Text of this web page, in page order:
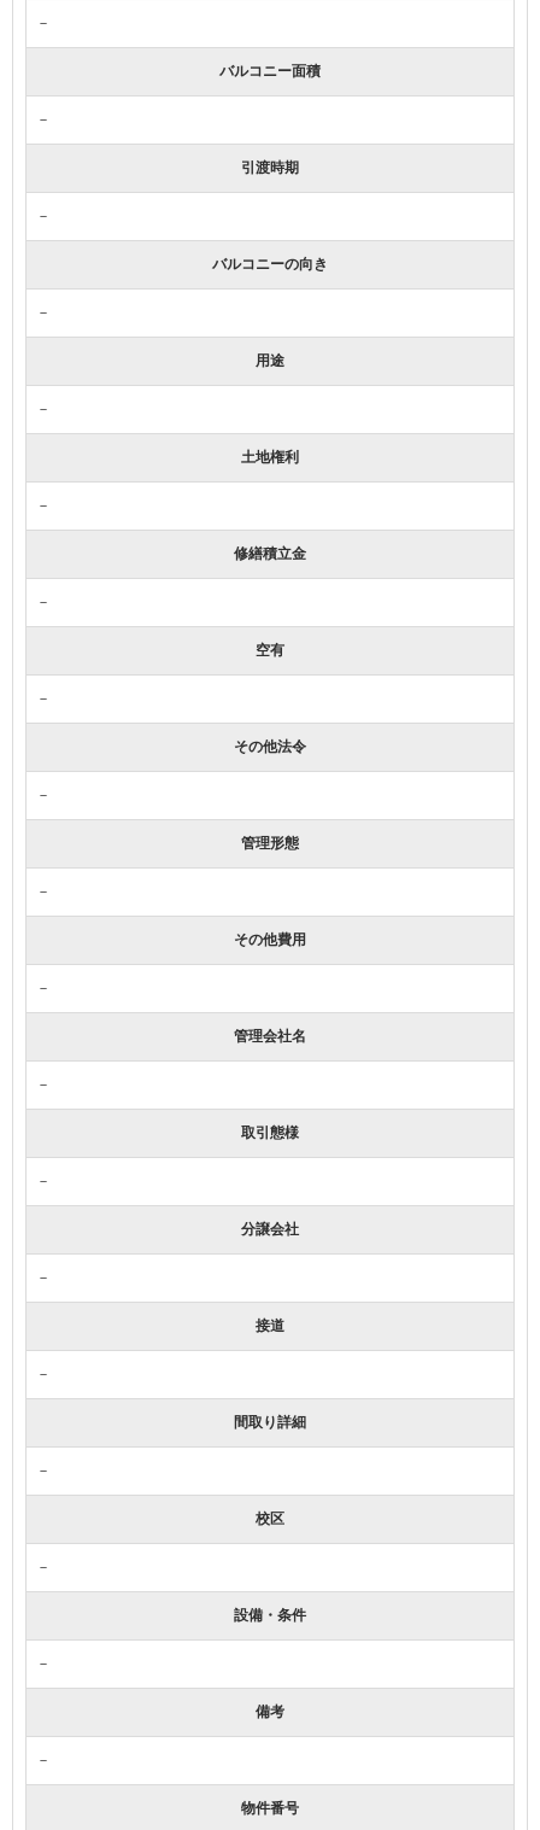
－
バルコニー面積
－
引渡時期
－
バルコニーの向き
－
用途
－
土地権利
－
修繕積立金
－
空有
－
その他法令
－
管理形態
－
その他費用
－
管理会社名
－
取引態様
－
分譲会社
－
接道
－
間取り詳細
－
校区
－
設備・条件
－
備考
－
物件番号